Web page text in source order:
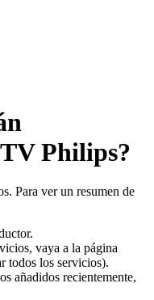
Philips?
Para ver un resumen de
vaya a la página
todos los servicios).
añadidos recientemente,